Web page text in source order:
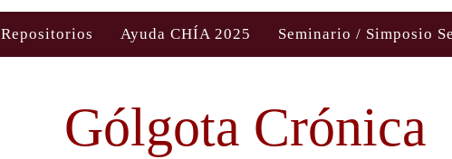
Repositorios Ayuda CHÍA 2025 Seminario / Simposio
Gólgota Crónica